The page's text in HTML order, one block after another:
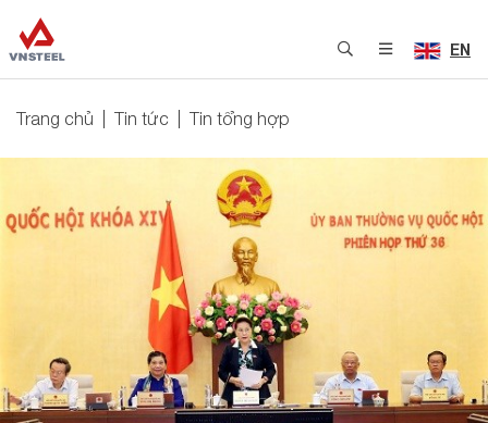
EN
Trang chủ Tin tức Tin tổng hợp